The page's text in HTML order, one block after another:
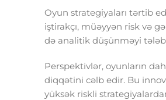
Oyun strategiyaları tərtib
iştirakçı, müəyyən risk və
də analitik düşünməyi
Perspektivlər, oyunların
diqqətini cəlb edir. Bu
yüksək riskli